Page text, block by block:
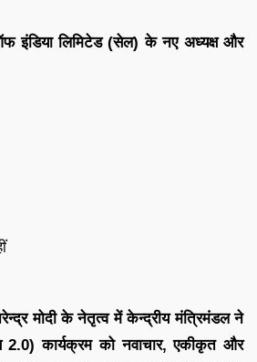
इंडिया लिमिटेड (सेल) के नए अध्यक्ष और
मोदी के नेतृत्व में केन्द्रीय मंत्रिमंडल ने
कार्यक्रम को नवाचार, एकीकृत और